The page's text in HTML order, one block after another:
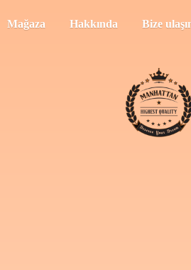
Mağaza Hakkında Bize